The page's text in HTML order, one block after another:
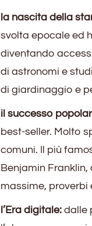
la nascita della
svolta epocale ed
diventando
di astronomi e
di giardinaggio e
il successo
best-seller. Molto
comuni. Il più
Benjamin
massime, proverbi
l’Era digitale: dalle